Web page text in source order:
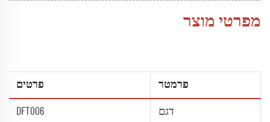
מפרטי מוצר
פרמטר פרטים
דגם DFT006